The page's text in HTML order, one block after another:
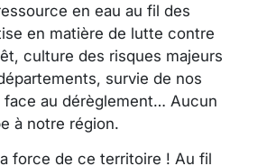
en eau au fil des
en matière de lutte contre
culture des risques majeurs
survie de nos
face au dérèglement… Aucun
à notre région.
force de ce territoire ! Au fil